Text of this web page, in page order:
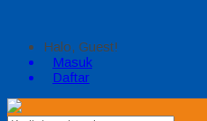
Halo, Guest!
Masuk
Daftar